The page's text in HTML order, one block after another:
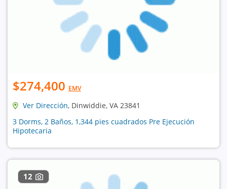
$274,400 EMV
Ver Dirección, Dinwiddie, VA 23841
3 Dorms, 2 Baños, 1,344 pies cuadrados Pre Ejecución
Hipotecaria
12